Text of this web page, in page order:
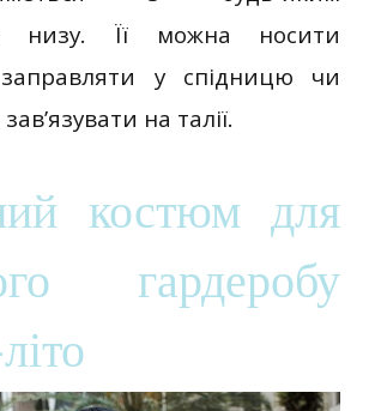
низу. Її можна носити
у спідницю чи
на талії.
костюм для
гардеробу